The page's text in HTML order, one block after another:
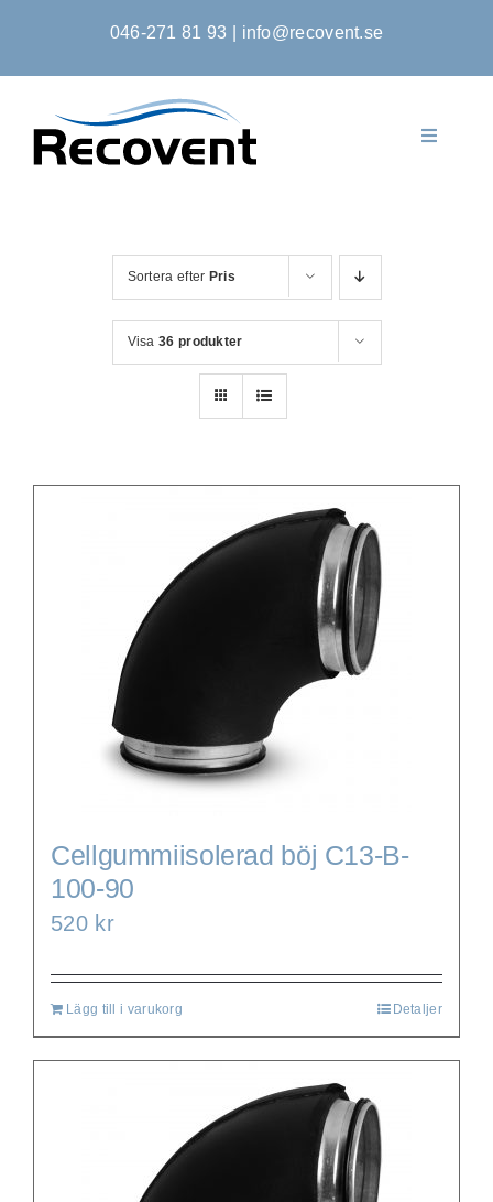
046-271 81 93 info@recovent.se
Toggle
Kontoansökan
Sortera efter Pris
Visa 36 produkter
Cellgummiisolerad böj C13-B-
100-90
520 kr
Lägg till i varukorg Detaljer